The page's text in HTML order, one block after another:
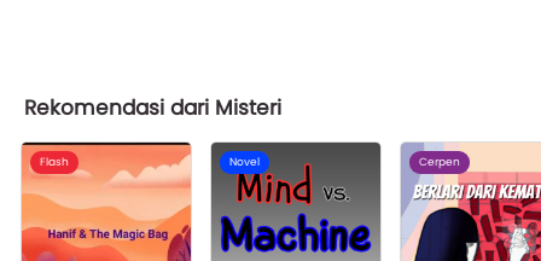
Rekomendasi dari Misteri
Flash Novel Cerpen